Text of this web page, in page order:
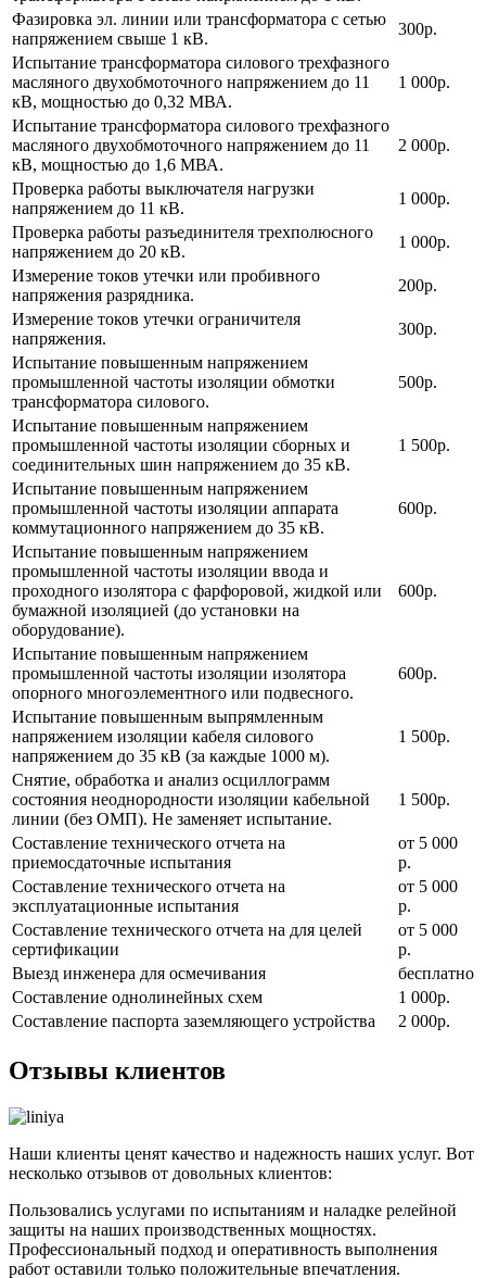
Фазировка эл. линии или трансформатора с сетью
напряжением свыше 1 кВ.
300р.
Испытание трансформатора силового трехфазного
масляного двухобмоточного напряжением до 11
кВ, мощностью до 0,32 МВА.
1 000р.
Испытание трансформатора силового трехфазного
масляного двухобмоточного напряжением до 11
кВ, мощностью до 1,6 МВА.
2 000р.
Проверка работы выключателя нагрузки
напряжением до 11 кВ.
1 000р.
Проверка работы разъединителя трехполюсного
напряжением до 20 кВ.
1 000р.
Измерение токов утечки или пробивного
напряжения разрядника.
200р.
Измерение токов утечки ограничителя
напряжения.
300р.
Испытание повышенным напряжением
промышленной частоты изоляции обмотки
трансформатора силового.
500р.
Испытание повышенным напряжением
промышленной частоты изоляции сборных и
соединительных шин напряжением до 35 кВ.
1 500р.
Испытание повышенным напряжением
промышленной частоты изоляции аппарата
коммутационного напряжением до 35 кВ.
600р.
Испытание повышенным напряжением
промышленной частоты изоляции ввода и
проходного изолятора с фарфоровой, жидкой или
бумажной изоляцией (до установки на
оборудование).
600р.
Испытание повышенным напряжением
промышленной частоты изоляции изолятора
опорного многоэлементного или подвесного.
600р.
Испытание повышенным выпрямленным
напряжением изоляции кабеля силового
напряжением до 35 кВ (за каждые 1000 м).
1 500р.
Снятие, обработка и анализ осциллограмм
состояния неоднородности изоляции кабельной
линии (без ОМП). Не заменяет испытание.
1 500р.
Составление технического отчета на
приемосдаточные испытания
от 5 000
р.
Составление технического отчета на
эксплуатационные испытания
от 5 000
р.
Составление технического отчета на для целей
сертификации
от 5 000
р.
Выезд инженера для осмечивания
бесплатно
Составление однолинейных схем
1 000р.
Составление паспорта заземляющего устройства
2 000р.
Отзывы клиентов
Наши клиенты ценят качество и надежность наших услуг. Вот
несколько отзывов от довольных клиентов:
Пользовались услугами по испытаниям и наладке релейной
защиты на наших производственных мощностях.
Профессиональный подход и оперативность выполнения
работ оставили только положительные впечатления.